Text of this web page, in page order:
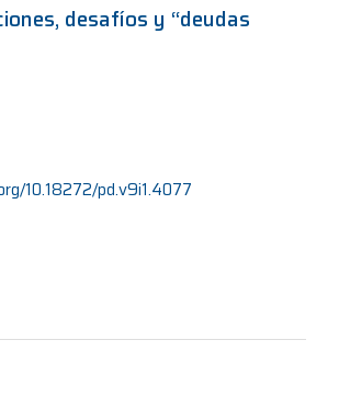
desafíos y “deudas
10.18272/pd.v9i1.4077